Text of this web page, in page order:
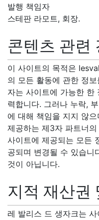
발행 책임자
스테판 라모트, 회장.
콘텐츠 관련
이 사이트의 목적은
의 모든 활동에 관한 정
자는 사이트에 가능한 한
력합니다. 그러나 누락,
에 대해 책임을 지지 않
제공하는 제3자 파트너
사이트에 제공되는 모든
공되며 변경될 수 있습니
것이 아닙니다.
지적 재산권
레 발리스 드 생자크는